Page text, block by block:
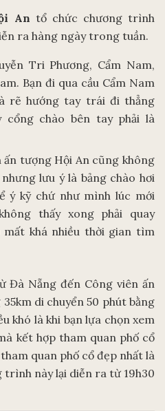
An tổ chức chương trình
ra hàng ngày trong tuần.
Tri Phương, Cẩm Nam,
Bạn đi qua cầu Cẩm Nam
rẽ hướng tay trái đi thẳng
cổng chào bên tay phải là
tượng Hội An cũng không
lưu ý là bảng chào hơi
ý kỹ chứ như mình lúc mới
thấy xong phải quay
khá nhiều thời gian tìm
Đà Nẵng đến Công viên ấn
di chuyển 50 phút bằng
khó là khi bạn lựa chọn xem
kết hợp tham quan phố cổ
quan phố cổ đẹp nhất là
trình này lại diễn ra từ 19h30